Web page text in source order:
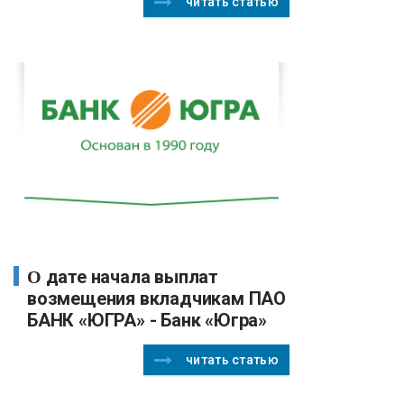
О дате начала выплат
возмещения вкладчикам ПАО
БАНК «ЮГРА» - Банк «Югра»
читать статью